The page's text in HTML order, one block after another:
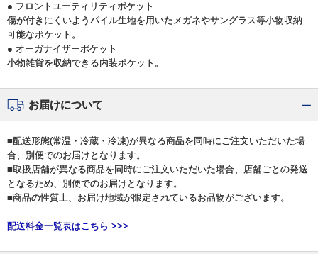
● フロントユーティリティポケット
傷が付きにくいようパイル生地を用いたメガネやサングラス等小物収納
可能なポケット。
● オーガナイザーポケット
小物雑貨を収納できる内装ポケット。
お届けについて
■配送形態(常温・冷蔵・冷凍)が異なる商品を同時にご注文いただいた場
合、別便でのお届けとなります。
■取扱店舗が異なる商品を同時にご注文いただいた場合、店舗ごとの発送
となるため、別便でのお届けとなります。
■商品の性質上、お届け地域が限定されているお品物がございます。
配送料金一覧表はこちら >>>